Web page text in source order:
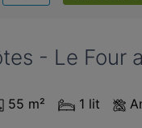
- Le Four
55 m² 1 lit